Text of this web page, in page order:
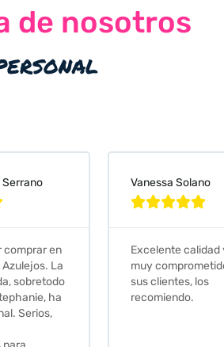
de nosotros
y diseño,
con
Judit Bonet Pardell

Que decir, si
comprar alguna
este és el sitio
pedi una muestra y